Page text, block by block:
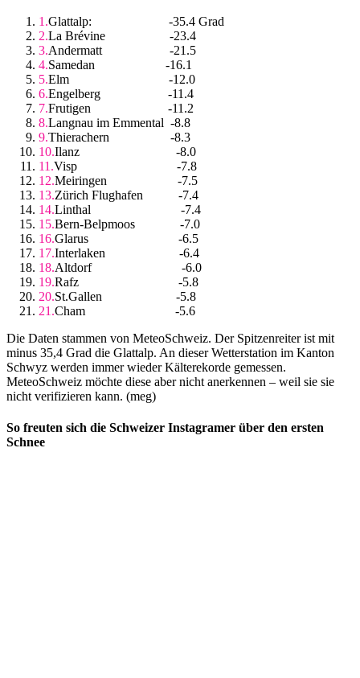
Glattalp: -35.4 Grad
La Brévine -23.4
Andermatt -21.5
Samedan -16.1
Elm -12.0
Engelberg -11.4
Frutigen -11.2
Langnau im Emmental -8.8
Thierachern -8.3
Ilanz -8.0
Visp -7.8
Meiringen -7.5
Zürich Flughafen -7.4
Linthal -7.4
Bern-Belpmoos -7.0
Glarus -6.5
Interlaken -6.4
Altdorf -6.0
Rafz -5.8
St.Gallen -5.8
Cham -5.6
Die Daten stammen von MeteoSchweiz. Der Spitzenreiter ist mit
minus 35,4 Grad die Glattalp. An dieser Wetterstation im Kanton
Schwyz werden immer wieder Kälterekorde gemessen.
MeteoSchweiz möchte diese aber nicht anerkennen – weil sie sie
nicht verifizieren kann. (meg)
So freuten sich die Schweizer Instagramer über den ersten
Schnee